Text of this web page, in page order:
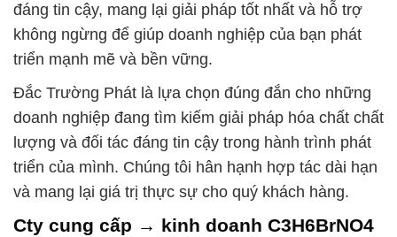
đáng tin cậy, mang lại giải pháp tốt nhất và hỗ trợ
không ngừng để giúp doanh nghiệp của bạn phát
triển mạnh mẽ và bền vững.
Đắc Trường Phát là lựa chọn đúng đắn cho những
doanh nghiệp đang tìm kiếm giải pháp hóa chất chất
lượng và đối tác đáng tin cậy trong hành trình phát
triển của mình. Chúng tôi hân hạnh hợp tác dài hạn
và mang lại giá trị thực sự cho quý khách hàng.
Cty cung cấp → kinh doanh C3H6BrNO4